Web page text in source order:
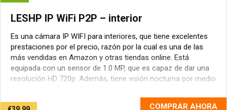
LESHP IP WiFi P2P – interior
Es una cámara IP WIFI para interiores, que tiene excelentes
prestaciones por el precio, razón por la cual es una de las
más vendidas en Amazon y otras tiendas online. Está
equipada con un sensor de 1.0 MP, que es capaz de dar una
resolución HD 720p. Además, tiene visión nocturna por medio
COMPRAR AHORA